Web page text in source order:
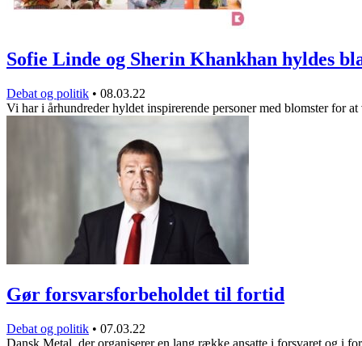
Sofie Linde og Sherin Khankhan hyldes
Debat og politik • 08.03.22
Vi har i århundreder hyldet inspirerende personer med blomster for
Gør forsvarsforbeholdet til fortid
Debat og politik • 07.03.22
Dansk Metal, der organiserer en lang række ansatte i forsvaret og i